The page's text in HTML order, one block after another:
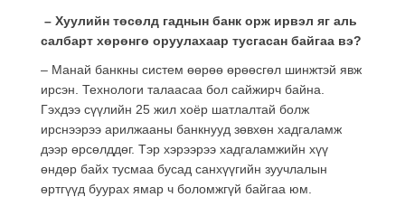
– Хуулийн төсөлд гаднын банк орж ирвэл яг аль
салбарт хөрөнгө оруулахаар тусгасан байгаа вэ?
– Манай банкны систем өөрөө өрөөсгөл шинжтэй явж
ирсэн. Технологи талаасаа бол сайжирч байна.
Гэхдээ сүүлийн 25 жил хоёр шатлалтай болж
ирснээрээ арилжааны банкнууд зөвхөн хадгаламж
дээр өрсөлддөг. Тэр хэрээрээ хадгаламжийн хүү
өндөр байх тусмаа бусад санхүүгийн зуучлалын
өртгүүд буурах ямар ч боломжгүй байгаа юм.